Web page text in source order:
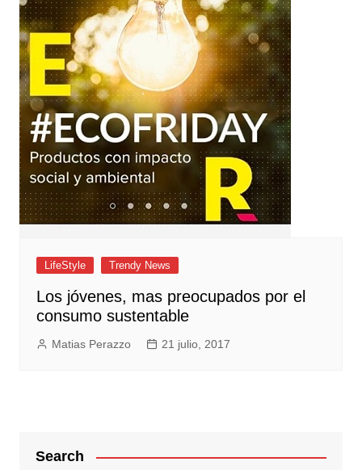
LifeStyle Trendy News
Los jóvenes, mas preocupados por el
consumo sustentable
Matias Perazzo 21 julio, 2017
Search